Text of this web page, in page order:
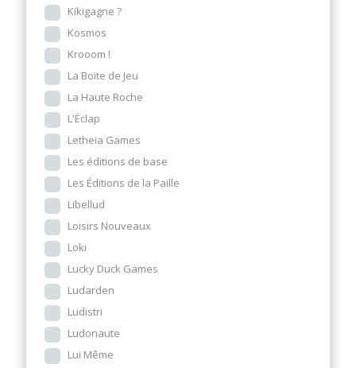
Kikigagne ?
Kosmos
Krooom !
La Boite de Jeu
La Haute Roche
L'Éclap
Letheia Games
Les éditions de base
Les Éditions de la Paille
Libellud
Loisirs Nouveaux
Loki
Lucky Duck Games
Ludarden
Ludistri
Ludonaute
Lui Même